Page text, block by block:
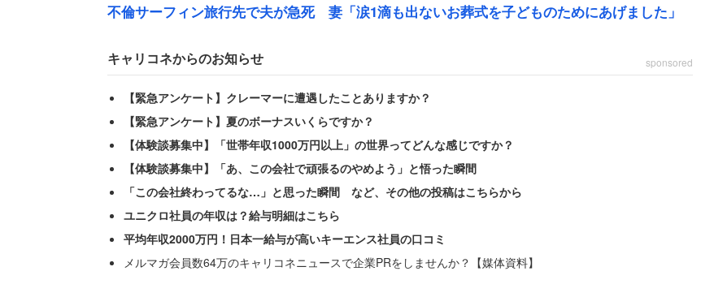
前、非常勤講師として高校に勤めていた。
「ちょうど明日は中間試験の試験監督、という日に父が亡くなりました。当然その日はお休み
しましたが、試験監督を割り振る専任の教師から、『今日できなかった分はいつやってくれま
すか？』と電話が来て唖然としました」
女性の心境などお構いなしの専任教師に絶望した様子。
「非常勤講師は、とても劣悪な環境に置かれています。その後もその専任にはいろいろ意地悪
不倫サーフィン旅行先で夫が急死 妻「涙1滴も出ないお葬式を子どものためにあげました」
キャリコネからのお知らせ sponsored
【緊急アンケート】クレーマーに遭遇したことありますか？
【緊急アンケート】夏のボーナスいくらですか？
【体験談募集中】「世帯年収1000万円以上」の世界ってどんな感じですか？
【体験談募集中】「あ、この会社で頑張るのやめよう」と悟った瞬間
「この会社終わってるな…」と思った瞬間 など、その他の投稿はこちらから
ユニクロ社員の年収は？給与明細はこちら
平均年収2000万円！日本一給与が高いキーエンス社員の口コミ
メルマガ会員数64万のキャリコネニュースで企業PRをしませんか？【媒体資料】